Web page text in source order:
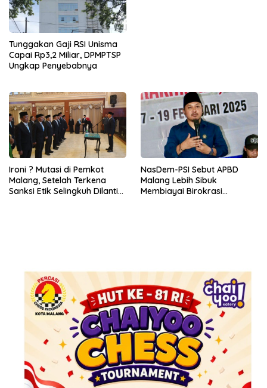
Tunggakan Gaji RSI Unisma
Capai Rp3,2 Miliar, DPMPTSP
Ungkap Penyebabnya
Ironi ? Mutasi di Pemkot
Malang, Setelah Terkena
Sanksi Etik Selingkuh Dilantik,
NasDem-PSI Sebut APBD
Malang Lebih Sibuk
Membiayai Birokrasi